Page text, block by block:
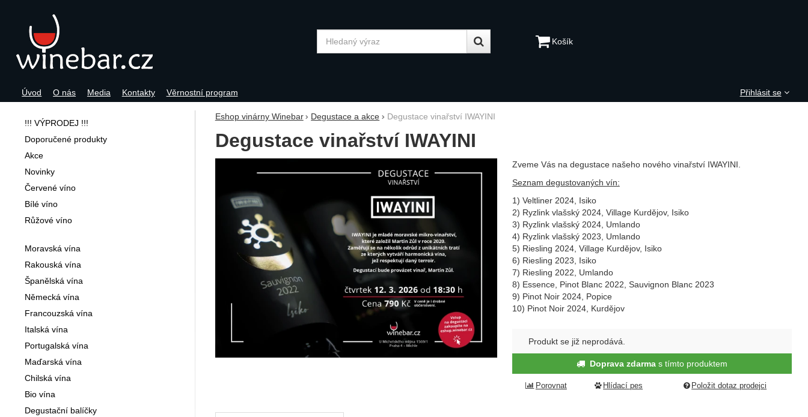
Eshop vinárny Winebar Degustace a akce Degustace vinařství IWAYINI
Degustace vinařství IWAYINI
Fotografie
Zveme Vás na degustace našeho nového vinařství IWAYINI.
Seznam degustovaných vín:
1) Veltliner 2024, Isiko
2) Ryzlink vlašský 2024, Village Kurdějov, Isiko
3) Ryzlink vlašský 2024, Umlando
4) Ryzlink vlašský 2023, Umlando
5) Riesling 2024, Village Kurdějov, Isiko
6) Riesling 2023, Isiko
7) Riesling 2022, Umlando
8) Essence, Pinot Blanc 2022, Sauvignon Blanc 2023
9) Pinot Noir 2024, Popice
10) Pinot Noir 2024, Kurdějov
Produkt se již neprodává.
Doprava zdarma s tímto produktem
Porovnat Hlídací pes Položit dotaz prodejci
!!! VÝPRODEJ !!!
Doporučené produkty
Akce
Novinky
Červené víno
Bílé víno
Růžové víno
Moravská vína
Rakouská vína
Španělská vína
Německá vína
Francouzská vína
Italská vína
Portugalská vína
Maďarská vína
Chilská vína
Bio vína
Degustační balíčky
Navigace
Úvod O nás Media Kontakty Věrnostní program Přihlásit se
Vyhledávání Košík